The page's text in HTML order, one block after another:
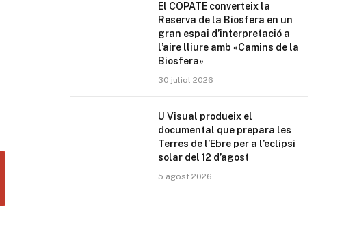
El COPATE converteix la
Reserva de la Biosfera en un
gran espai d’interpretació a
l’aire lliure amb «Camins de la
Biosfera»
30 juliol 2026
U Visual produeix el
documental que prepara les
Terres de l’Ebre per a l’eclipsi
solar del 12 d’agost
5 agost 2026